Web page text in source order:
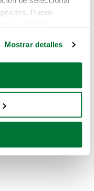
Puede
ubicación geográfica
activamente
(huellas
se procesan sus
Mostrar detalles
que estás